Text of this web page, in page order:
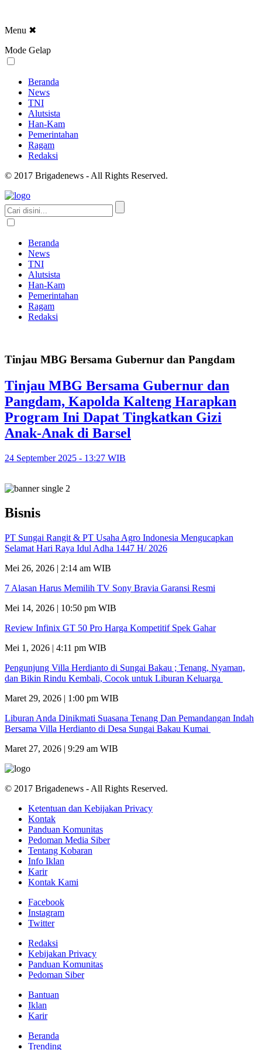
Menu ✖
Mode Gelap
Beranda
News
TNI
Alutsista
Han-Kam
Pemerintahan
Ragam
Redaksi
© 2017 Brigadenews - All Rights Reserved.
Beranda
News
TNI
Alutsista
Han-Kam
Pemerintahan
Ragam
Redaksi
Tinjau MBG Bersama Gubernur dan Pangdam
Tinjau MBG Bersama Gubernur dan
Pangdam, Kapolda Kalteng Harapkan
Program Ini Dapat Tingkatkan Gizi
Anak-Anak di Barsel
24 September 2025 - 13:27 WIB
Bisnis
PT Sungai Rangit & PT Usaha Agro Indonesia Mengucapkan
Selamat Hari Raya Idul Adha 1447 H/ 2026
Mei 26, 2026 | 2:14 am WIB
7 Alasan Harus Memilih TV Sony Bravia Garansi Resmi
Mei 14, 2026 | 10:50 pm WIB
Review Infinix GT 50 Pro Harga Kompetitif Spek Gahar
Mei 1, 2026 | 4:11 pm WIB
Pengunjung Villa Herdianto di Sungai Bakau ; Tenang, Nyaman,
dan Bikin Rindu Kembali, Cocok untuk Liburan Keluarga
Maret 29, 2026 | 1:00 pm WIB
Liburan Anda Dinikmati Suasana Tenang Dan Pemandangan Indah
Bersama Villa Herdianto di Desa Sungai Bakau Kumai
Maret 27, 2026 | 9:29 am WIB
© 2017 Brigadenews - All Rights Reserved.
Ketentuan dan Kebijakan Privacy
Kontak
Panduan Komunitas
Pedoman Media Siber
Tentang Kobaran
Info Iklan
Karir
Kontak Kami
Facebook
Instagram
Twitter
Redaksi
Kebijakan Privacy
Panduan Komunitas
Pedoman Siber
Bantuan
Iklan
Karir
Beranda
Trending